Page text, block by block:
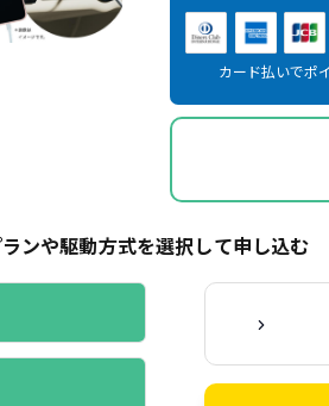
カード払いでポ
ンや駆動方式を選択して申し込む